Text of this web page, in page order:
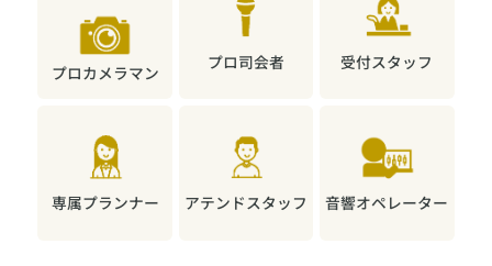
2,500円 × 60人＝150,000円
420,000
プロカメラマン
プロ司会者 受付スタッフ
専属プランナー アテンドスタッフ 音響オペレーター